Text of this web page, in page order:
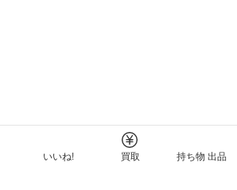
いいね! 買取 持ち物 出品